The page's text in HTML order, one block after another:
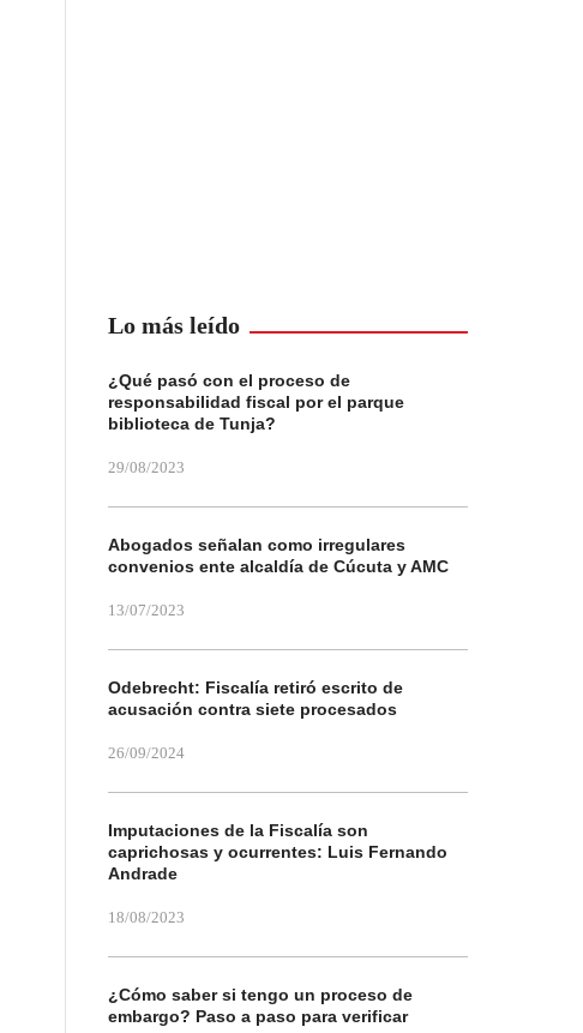
Lo más leído
¿Qué pasó con el proceso de
responsabilidad fiscal por el parque
biblioteca de Tunja?
29/08/2023
Abogados señalan como irregulares
convenios ente alcaldía de Cúcuta y AMC
13/07/2023
Odebrecht: Fiscalía retiró escrito de
acusación contra siete procesados
26/09/2024
Imputaciones de la Fiscalía son
caprichosas y ocurrentes: Luis Fernando
Andrade
18/08/2023
¿Cómo saber si tengo un proceso de
embargo? Paso a paso para verificar